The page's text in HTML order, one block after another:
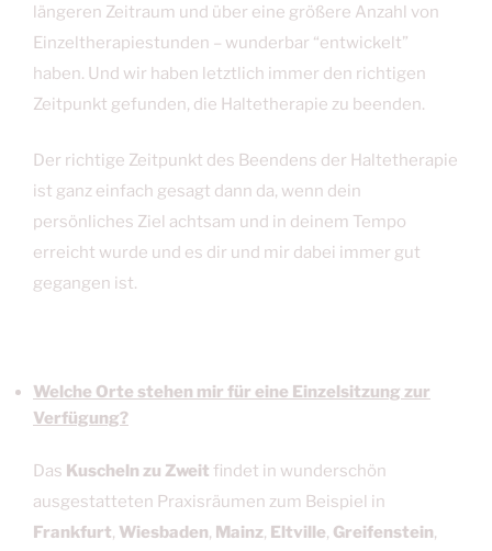
längeren Zeitraum und über eine größere Anzahl von
Einzeltherapiestunden – wunderbar “entwickelt”
haben. Und wir haben letztlich immer den richtigen
Zeitpunkt gefunden, die Haltetherapie zu beenden.
Der richtige Zeitpunkt des Beendens der Haltetherapie
ist ganz einfach gesagt dann da, wenn dein
persönliches Ziel achtsam und in deinem Tempo
erreicht wurde und es dir und mir dabei immer gut
gegangen ist.
Welche Orte stehen mir für eine Einzelsitzung zur
Verfügung?
Das Kuscheln zu Zweit findet in wunderschön
ausgestatteten Praxisräumen zum Beispiel in
Frankfurt, Wiesbaden, Mainz, Eltville, Greifenstein,